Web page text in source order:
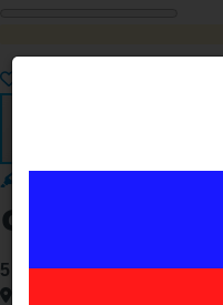
Выделение
Գրքեր
5 000֏,Торг возможен